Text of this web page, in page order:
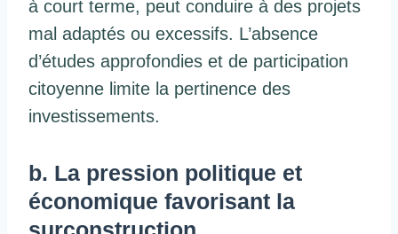
à court terme, peut conduire à des projets
mal adaptés ou excessifs. L’absence
d’études approfondies et de participation
citoyenne limite la pertinence des
investissements.
b. La pression politique et
économique favorisant la